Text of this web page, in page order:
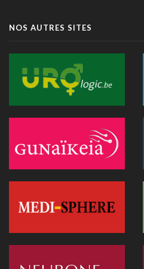
Littératie en santé digitale: une
TIM-HF3: l'IA vocale surpasse le
anticiper la décompensation
10 juillet 2026 - 12:25
dans la diffusion d'informations
07 juillet 2026 - 20:56
Les Belges restent les plus
diagnostic médical par l'IA
réduisant la dose de
06 juillet 2026 - 10:49
NOS AUTRES SITES